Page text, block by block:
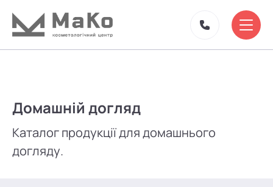
Домашній догляд
Каталог продукції для домашнього
догляду.